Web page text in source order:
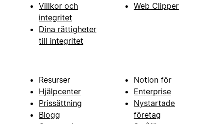
Villkor och
integritet
Dina rättigheter
till integritet
Web Clipper
Resurser
Hjälpcenter
Prissättning
Blogg
Notion för
Enterprise
Nystartade
företag